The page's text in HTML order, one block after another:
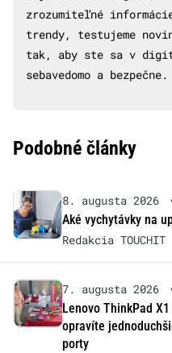
zrozumiteľné
trendy, testujeme
tak, aby ste sa v
sebavedomo a bezpečne.
Podobné články
8. augusta 2026
Aké vychytávky na
Redakcia TOUCHIT
7. augusta 2026
Lenovo ThinkPad
opravíte
porty